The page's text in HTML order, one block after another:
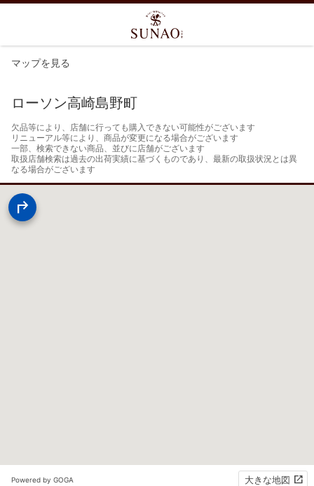
マップを見る
ローソン高崎島野町
欠品等により、店舗に行っても購入できない可能性がございます
リニューアル等により、商品が変更になる場合がございます
一部、検索できない商品、並びに店舗がございます
取扱店舗検索は過去の出荷実績に基づくものであり、最新の取扱状況とは異
なる場合がございます
Powered by GOGA 大きな地図